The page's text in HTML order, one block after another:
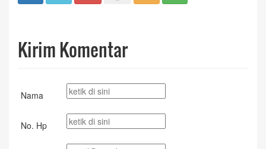
Kirim Komentar
Nama
No. Hp